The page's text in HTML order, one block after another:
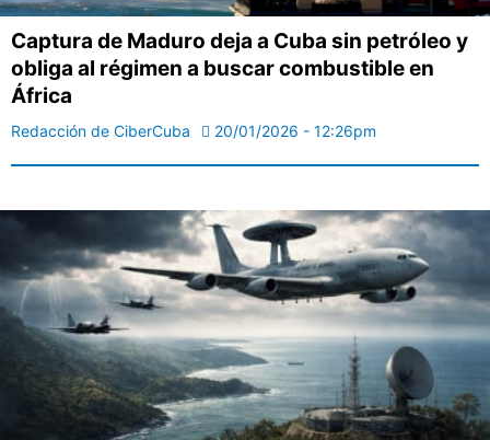
Captura de Maduro deja a Cuba sin petróleo y
obliga al régimen a buscar combustible en
África
Redacción de CiberCuba 20/01/2026 - 12:26pm